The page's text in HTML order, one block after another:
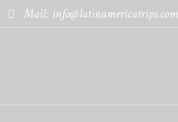
Mail: info@latinamericatrips.com